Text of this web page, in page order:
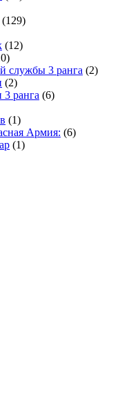
(129)
(12)
службы 3 ранга (2)
(2)
ранга (6)
(1)
Армия: (6)
(1)